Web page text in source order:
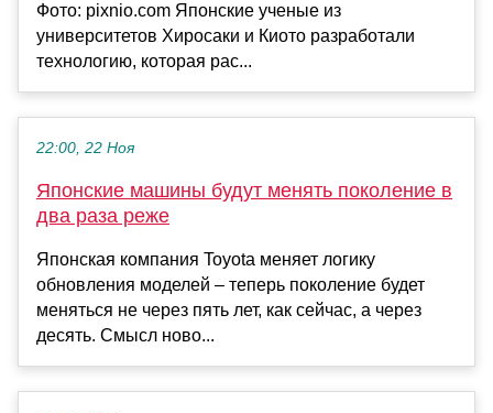
Фото: pixnio.com Японские ученые из
университетов Хиросаки и Киото разработали
технологию, которая рас...
22:00, 22 Ноя
Японские машины будут менять поколение в
два раза реже
Японская компания Toyota меняет логику
обновления моделей – теперь поколение будет
меняться не через пять лет, как сейчас, а через
десять. Смысл ново...